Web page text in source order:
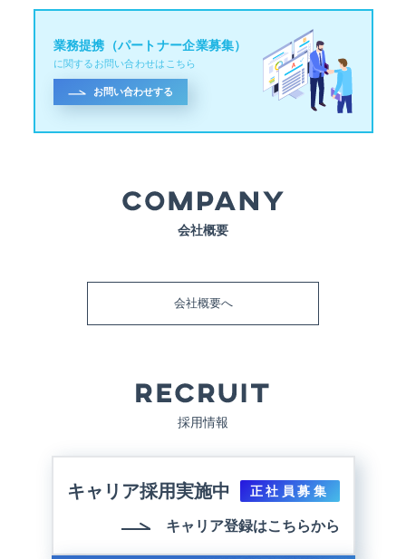
業務提携（パートナー企業募集）
に関するお問い合わせはこちら
お問い合わせする
会社概要
会社概要へ
採用情報
キャリア採用実施中 正社員募集
キャリア登録はこちらから